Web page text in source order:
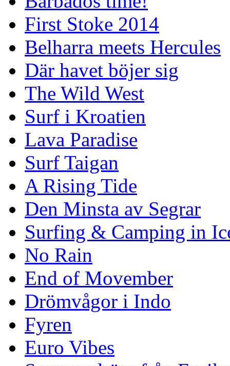
First Stoke 2014
Belharra meets Hercules
Där havet böjer sig
The Wild West
Surf i Kroatien
Lava Paradise
Surf Taigan
A Rising Tide
Den Minsta av Segrar
Surfing & Camping in
No Rain
End of Movember
Drömvågor i Indo
Fyren
Euro Vibes